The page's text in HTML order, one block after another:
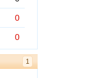
0
0
1